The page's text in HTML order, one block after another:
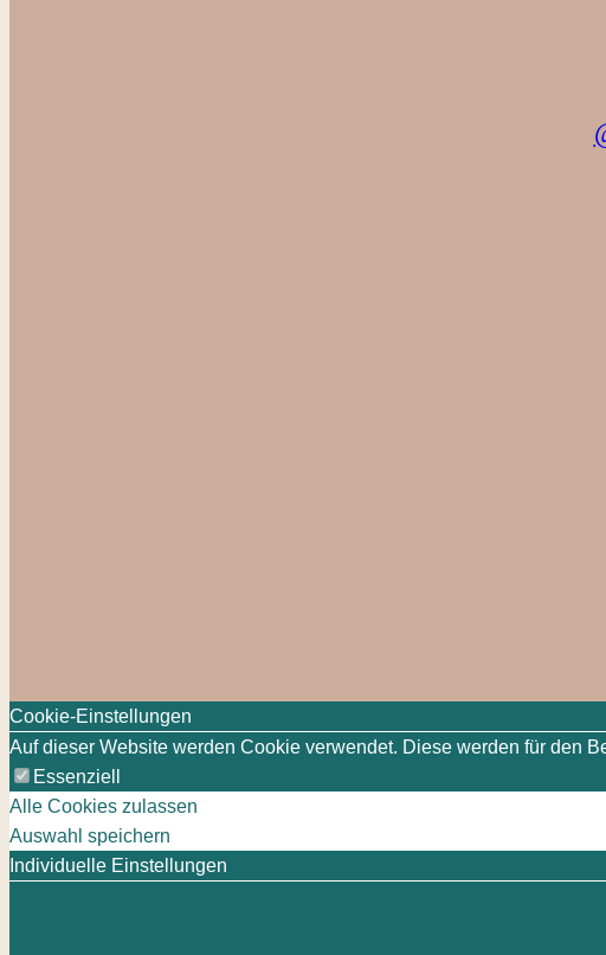
Cookie-Einstellungen
Auf dieser Website werden Cookie verwendet. Diese werden für den
Essenziell
Alle Cookies zulassen
Auswahl speichern
Individuelle Einstellungen